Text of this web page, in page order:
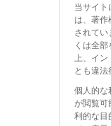
当サイト
は、著
されてい
くは全
上、イン
とも違法
個人的な
が閲覧可
利的な目